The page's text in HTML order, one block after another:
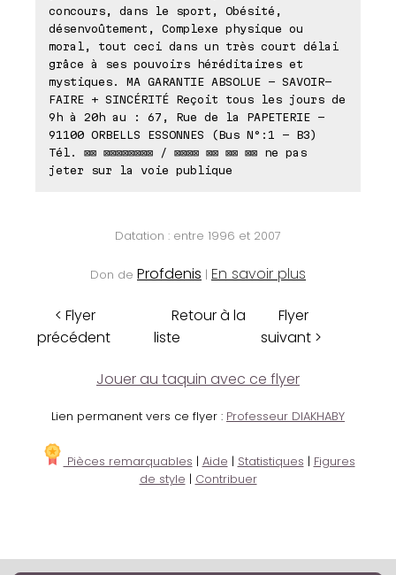
concours, dans le sport, Obésité,
désenvoûtement, Complexe physique ou
moral, tout ceci dans un très court délai
grâce à ses pouvoirs héréditaires et
mystiques. MA GARANTIE ABSOLUE - SAVOIR-
FAIRE + SINCÉRITÉ Reçoit tous les jours de
9h à 20h au : 67, Rue de la PAPETERIE -
91100 ORBELLS ESSONNES (Bus N°:1 - B3)
Tél. ⊠⊠ ⊠⊠⊠⊠⊠⊠⊠⊠ / ⊠⊠⊠⊠ ⊠⊠ ⊠⊠ ⊠⊠ ne pas
jeter sur la voie publique
Datation : entre 1996 et 2007
Don de Profdenis | En savoir plus
< Flyer
précédent
Retour à la
liste
Flyer
suivant >
Jouer au taquin avec ce flyer
Lien permanent vers ce flyer : Professeur DIAKHABY
Pièces remarquables | Aide | Statistiques | Figures
de style | Contribuer